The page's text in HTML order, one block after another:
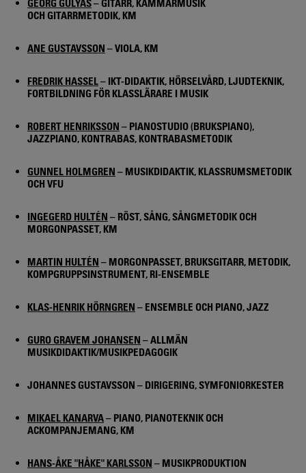
GEORG GULYÁS– GITARR, KAMMARMUSIK
OCH GITARRMETODIK, KM
ANE GUSTAVSSON – VIOLA, KM
FREDRIK HASSEL– IKT-DIDAKTIK, HÖRSELVÅRD, LJUDTEKNIK,
FORTBILDNING FÖR KLASSLÄRARE I MUSIK
ROBERT HENRIKSSON – PIANOSTUDIO (BRUKSPIANO),
JAZZPIANO, KONTRABAS, KONTRABASMETODIK
GUNNEL HOLMGREN – MUSIKDIDAKTIK, KLASSRUMSMETODIK
OCH VFU
INGEGERD HULTÉN – RÖST, SÅNG, SÅNGMETODIK OCH
MORGONPASSET, KM
MARTIN HULTÉN – MORGONPASSET, BRUKSGITARR, METODIK,
KOMPGRUPPSINSTRUMENT, RI-ENSEMBLE
KLAS-HENRIK HÖRNGREN – ENSEMBLE OCH PIANO, JAZZ
GURO GRAVEM JOHANSEN – ALLMÄN
MUSIKDIDAKTIK/MUSIKPEDAGOGIK
JOHANNES GUSTAVSSON – DIRIGERING, SYMFONIORKESTER
MIKAEL KANARVA– PIANO, PIANOTEKNIK OCH
ACKOMPANJEMANG, KM
HANS-ÅKE "HÅKE" KARLSSON – MUSIKPRODUKTION